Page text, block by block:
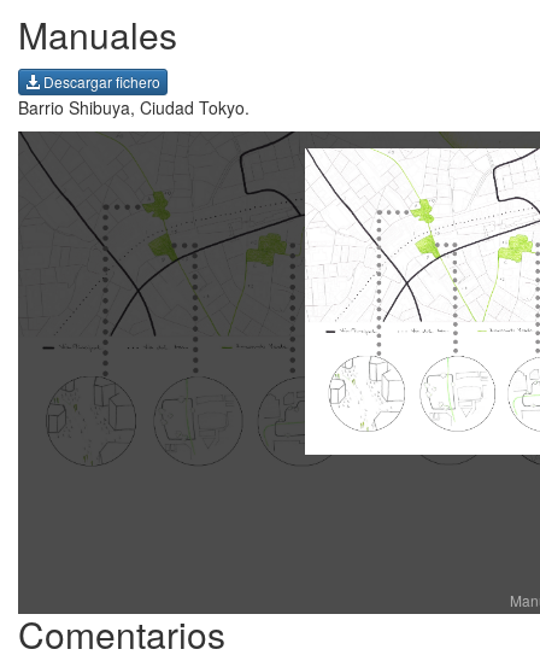
Manuales
Descargar fichero
Barrio Shibuya, Ciudad Tokyo.
Comentarios